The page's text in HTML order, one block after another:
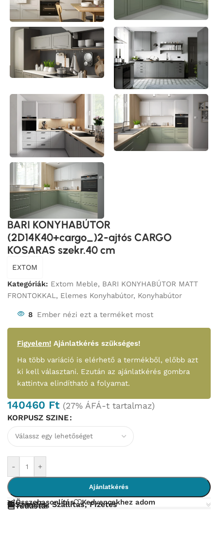
BARI KONYHABÚTOR
(2D14K40+cargo_)2-ajtós CARGO
KOSARAS szekr.40 cm
EXTOM
Kategóriák: Extom Meble, BARI KONYHABÚTOR MATT
FRONTOKKAL, Elemes Konyhabútor, Konyhabútor
8 Ember nézi ezt a terméket most
Figyelem! Ajánlatkérés szükséges!
Ha több variáció is elérhető a termékből, előbb azt
ki kell választani. Ezután az ajánlatkérés gombra
kattintva elindítható a folyamat.
140460 Ft (27% ÁFÁ-t tartalmaz)
KORPUSZ SZINE
- +
Ajánlatkérés
Összehasonlítás Kedvencekhez adom
Szerelés, Szállítás, Fizetés
Tudástár